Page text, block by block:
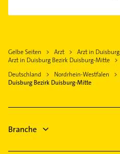
Bottrop
Krefeld
Meerbusch
Gladbeck
Heizung & Sanitär
Heizungsbauer
Logopädie
Gelbe Seiten Arzt
Arzt in Duisburg
Arzt in Duisburg Bezirk Duisburg-Mitte
Deutschland
Nordrhein-Westfalen
Duisburg Bezirk Duisburg-Mitte
Branche